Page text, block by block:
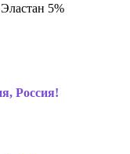
5%
Россия!